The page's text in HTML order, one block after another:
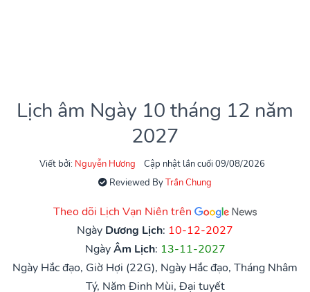
Lịch âm Ngày 10 tháng 12 năm
2027
Viết bởi: Nguyễn Hương
Cập nhật lần cuối 09/08/2026
Reviewed ByTrần Chung
Theo dõi Lịch Vạn Niên trên
Ngày Dương Lịch: 10-12-2027
NgàyÂm Lịch: 13-11-2027
Ngày Hắc đạo, Giờ Hợi (22G), Ngày Hắc đạo, Tháng Nhâm
Tý, Năm Đinh Mùi, Đại tuyết